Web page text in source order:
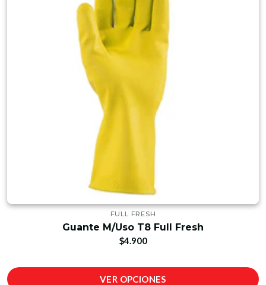
FULL FRESH
Guante M/Uso T8 Full Fresh
$4.900
VER OPCIONES